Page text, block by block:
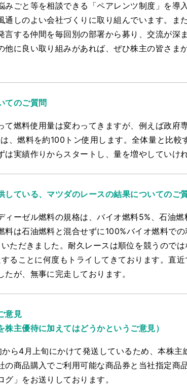
みごと等を相談できる「ペアレンツ制度」を導
通しのよい会社づくりに取り組んでいます。ま
する仲間を毎回別の部署から募り、交流が深
他に良い取り組みがあれば、ぜひ株主の皆さま
てのご質問
て燃料使用量は変わってきますが、例えば政府
、燃料を約100トン使用します。全体量と比較
実績作りからスタートし、量を増やしていけ
している、マツダのレースの結果についてのご
ィーゼル燃料の規格は、バイオ燃料5%、石油
料は石油燃料と混合せずに100%バイオ燃料で
ただきました。耐久レースは順位を競うので
ることに何度もトライしてきております。直
が、無事に完走しております。
意見
株主優待に加えてはどうかというご意見）
ら4月上旬にかけて発送しているため、本株主
の商品購入でご利用可能な商品券と当社指定商
」をお送りしております。